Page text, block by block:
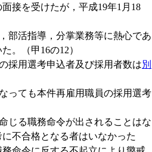
接を受けたが，平成19年1月18
部活指導，分掌業務等に熱心であ
。（甲16の12）
採用選考申込者及び採用者数は別
っても本件再雇用職員の採用選考
じる職務命令が出されることはな
不合格となる者はいなかった